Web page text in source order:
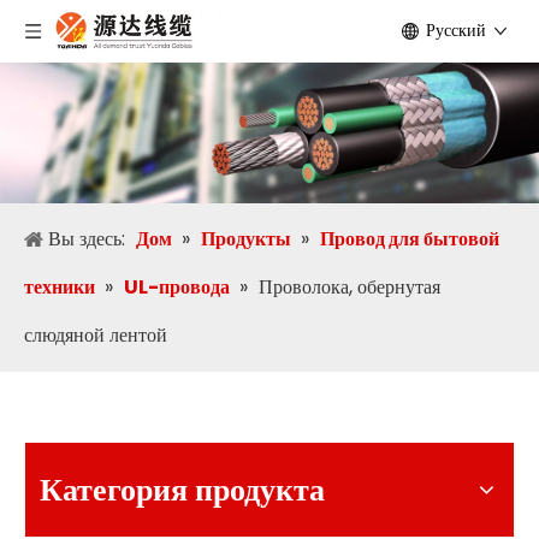
Pусский
Вы здесь: Дом » Продукты » Провод для бытовой
техники » UL-провода » Проволока, обернутая
слюдяной лентой
Категория продукта